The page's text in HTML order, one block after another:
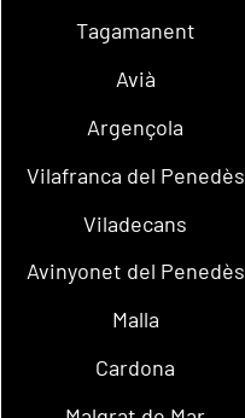
Tagamanent
Avià
Argençola
Vilafranca del Penedès
Viladecans
Avinyonet del Penedès
Malla
Cardona